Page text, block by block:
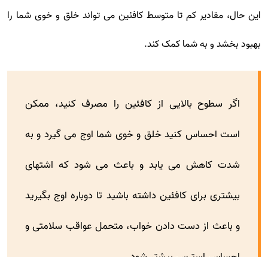
این حال، مقادیر کم تا متوسط کافئین می تواند خلق و خوی شما را
بهبود بخشد و به شما کمک کند.
اگر سطوح بالایی از کافئین را مصرف کنید، ممکن
است احساس کنید خلق و خوی شما اوج می گیرد و به
شدت کاهش می یابد و باعث می شود که اشتهای
بیشتری برای کافئین داشته باشید تا دوباره اوج بگیرید
و باعث از دست دادن خواب، متحمل عواقب سلامتی و